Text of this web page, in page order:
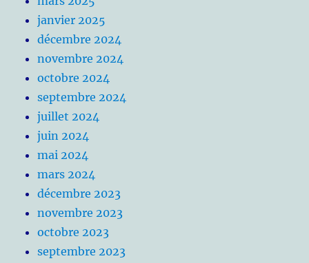
janvier 2025
décembre 2024
novembre 2024
octobre 2024
septembre 2024
juillet 2024
juin 2024
mai 2024
mars 2024
décembre 2023
novembre 2023
octobre 2023
septembre 2023